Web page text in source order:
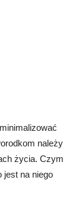
należy
życia. Czym
jest na niego